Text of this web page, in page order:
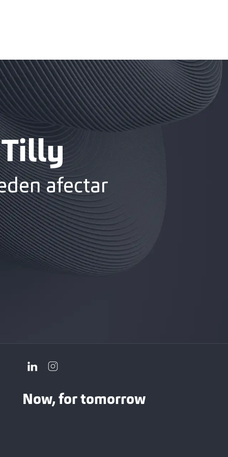
afectar
Now, for tomorrow